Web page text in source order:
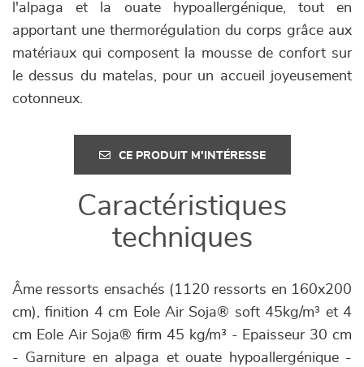
l'alpaga et la ouate hypoallergénique, tout en
apportant une thermorégulation du corps grâce aux
matériaux qui composent la mousse de confort sur
le dessus du matelas, pour un accueil joyeusement
cotonneux.
CE PRODUIT M'INTÉRESSE
Caractéristiques
techniques
Âme ressorts ensachés (1120 ressorts en 160x200
cm), finition 4 cm Eole Air Soja® soft 45kg/m³ et 4
cm Eole Air Soja® firm 45 kg/m³ - Epaisseur 30 cm
- Garniture en alpaga et ouate hypoallergénique -